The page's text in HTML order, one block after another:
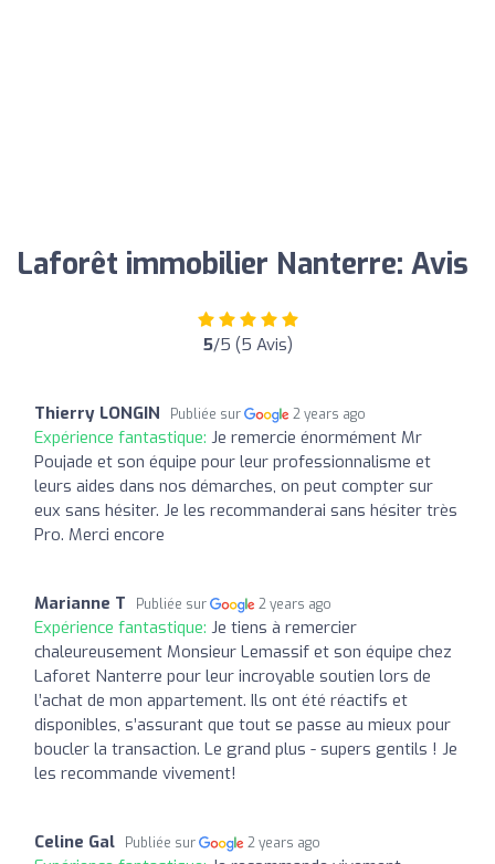
Laforêt immobilier Nanterre: Avis
5/5 (5 Avis)
Thierry LONGIN Publiée sur 2 years ago
Expérience fantastique: Je remercie énormément Mr
Poujade et son équipe pour leur professionnalisme et
leurs aides dans nos démarches, on peut compter sur
eux sans hésiter. Je les recommanderai sans hésiter très
Pro. Merci encore
Marianne T Publiée sur 2 years ago
Expérience fantastique: Je tiens à remercier
chaleureusement Monsieur Lemassif et son équipe chez
Laforet Nanterre pour leur incroyable soutien lors de
l’achat de mon appartement. Ils ont été réactifs et
disponibles, s’assurant que tout se passe au mieux pour
boucler la transaction. Le grand plus - supers gentils ! Je
les recommande vivement!
Celine Gal Publiée sur 2 years ago